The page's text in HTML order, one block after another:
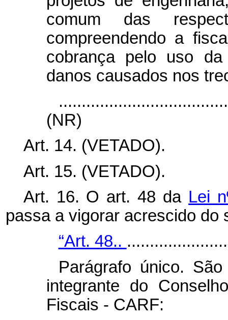
comum das
compreendendo a
cobrança pelo uso
danos causados nos
(NR)
Art. 14. (VETADO).
Art. 15. (VETADO).
Art. 16. O art. 48 da Lei
passa a vigorar acrescido do
“Art. 48..
Parágrafo único.
integrante do
Fiscais - CARF: